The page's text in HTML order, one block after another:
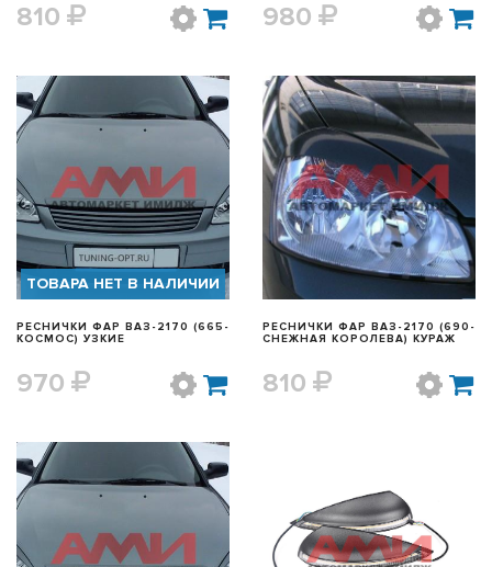
810 980
БЫСТРЫЙ ПРОСМОТР
ТОВАРА НЕТ В НАЛИЧИИ
РЕСНИЧКИ ФАР ВАЗ-2170 (665-
КОСМОС) УЗКИЕ
970
БЫСТРЫЙ ПРОСМОТР
РЕСНИЧКИ ФАР ВАЗ-2170 (690-
СНЕЖНАЯ КОРОЛЕВА) КУРАЖ
810
БЫСТРЫЙ ПРОСМОТР БЫСТРЫЙ ПРОСМОТР